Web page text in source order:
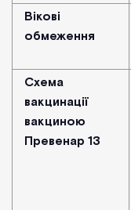
Вікові
обмеження
Схема
вакцинації
вакциною
Превенар 13